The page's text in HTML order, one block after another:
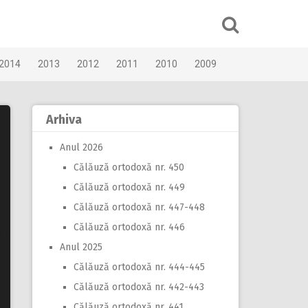
2013 2012 2011 2010 2009
Arhiva
Anul 2026
Călăuză ortodoxă nr. 450
Călăuză ortodoxă nr. 449
Călăuză ortodoxă nr. 447-448
Călăuză ortodoxă nr. 446
Anul 2025
Călăuză ortodoxă nr. 444-445
Călăuză ortodoxă nr. 442-443